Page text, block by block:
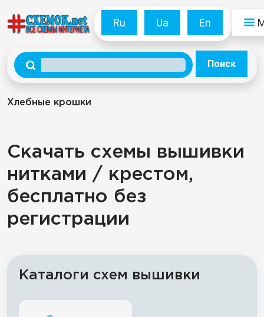
Ru Ua En
Поиск
Хлебные крошки
Скачать схемы вышивки
нитками / крестом,
бесплатно без
регистрации
Каталоги схем вышивки